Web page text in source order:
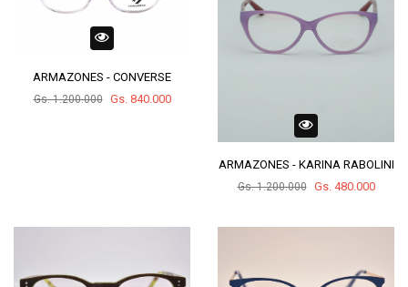
ARMAZONES - CONVERSE
Gs. 1.200.000 Gs. 840.000
ARMAZONES - KARINA RABOLINI
Gs. 1.200.000 Gs. 480.000